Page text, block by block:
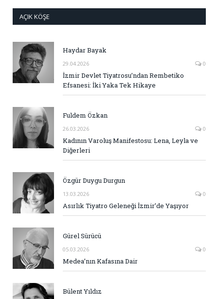
AÇIK KÖŞE
Haydar Bayak
29.04.2026 0
İzmir Devlet Tiyatrosu’ndan Rembetiko
Efsanesi: İki Yaka Tek Hikaye
Fuldem Özkan
26.03.2026 0
Kadının Varoluş Manifestosu: Lena, Leyla ve
Diğerleri
Özgür Duygu Durgun
13.03.2026 0
Asırlık Tiyatro Geleneği İzmir’de Yaşıyor
Gürel Sürücü
05.03.2026 0
Medea’nın Kafasına Dair
Bülent Yıldız